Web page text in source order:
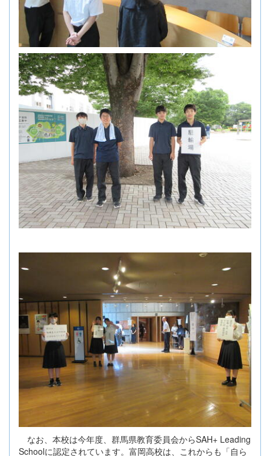
なお、本校は今年度、群馬県教育委員会からSAH+ Leading
Schoolに認定されています。富岡高校は、これからも「自ら